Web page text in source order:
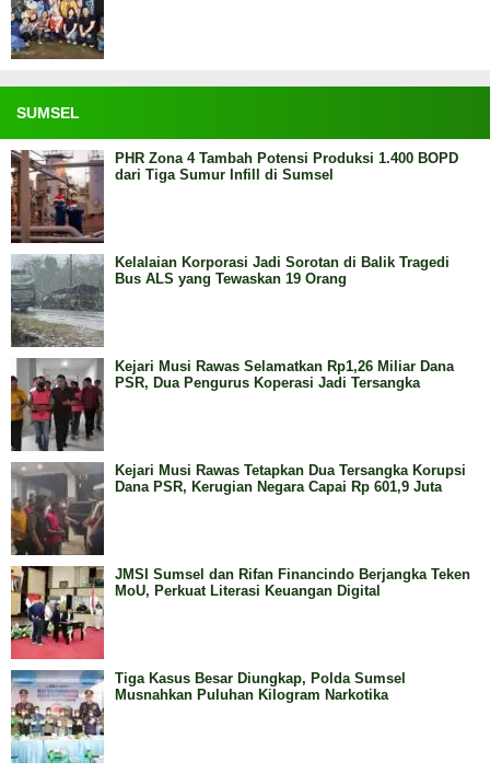
SUMSEL
PHR Zona 4 Tambah Potensi Produksi 1.400 BOPD
dari Tiga Sumur Infill di Sumsel
Kelalaian Korporasi Jadi Sorotan di Balik Tragedi
Bus ALS yang Tewaskan 19 Orang
Kejari Musi Rawas Selamatkan Rp1,26 Miliar Dana
PSR, Dua Pengurus Koperasi Jadi Tersangka
Kejari Musi Rawas Tetapkan Dua Tersangka Korupsi
Dana PSR, Kerugian Negara Capai Rp 601,9 Juta
JMSI Sumsel dan Rifan Financindo Berjangka Teken
MoU, Perkuat Literasi Keuangan Digital
Tiga Kasus Besar Diungkap, Polda Sumsel
Musnahkan Puluhan Kilogram Narkotika